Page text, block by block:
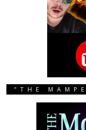
“THE